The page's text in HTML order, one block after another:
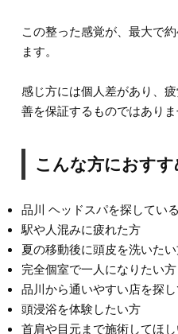
この整った感覚が、最大で
ます。
感じ方には個人差があり、
善を保証するものではありま
こんな方におす
品川 ヘッドスパを探してい
駅や人混みに疲れた方
夏の移動後に頭皮を洗いた
完全個室で一人になりたい方
品川から通いやすい店を探
頭浸浴を体験したい方
首肩や目元まで施術してほ